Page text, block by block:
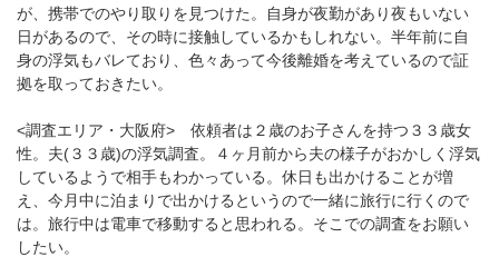
が、携帯でのやり取りを見つけた。自身が夜勤があり夜もいない
日があるので、その時に接触しているかもしれない。半年前に自
身の浮気もバレており、色々あって今後離婚を考えているので証
拠を取っておきたい。
<調査エリア・大阪府> 依頼者は２歳のお子さんを持つ３３歳女
性。夫(３３歳)の浮気調査。４ヶ月前から夫の様子がおかしく浮気
しているようで相手もわかっている。休日も出かけることが増
え、今月中に泊まりで出かけるというので一緒に旅行に行くので
は。旅行中は電車で移動すると思われる。そこでの調査をお願い
したい。